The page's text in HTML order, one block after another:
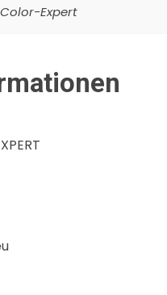
Color-Expert